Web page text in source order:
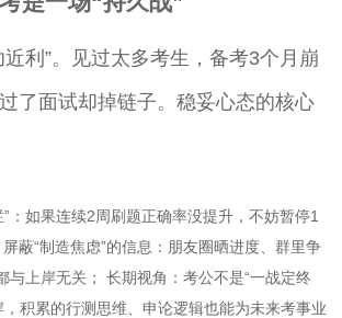
利”。见过太多考生，备考3个月崩
了面试却掉链子。稳妥心态的核心
”：如果连续2周刷题正确率没提升，不妨暂停1
蔽“制造焦虑”的信息：朋友圈晒进度、群里争
与上岸无关； 长期视角：考公不是“一战定终
，积累的行测思维、申论逻辑也能为未来考事业